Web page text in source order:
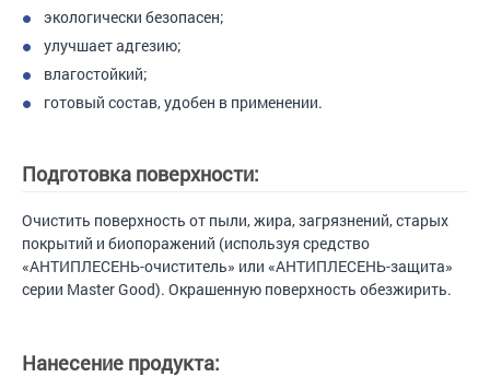
экологически безопасен;
улучшает адгезию;
влагостойкий;
готовый состав, удобен в применении.
Подготовка поверхности:
Очистить поверхность от пыли, жира, загрязнений, старых
покрытий и биопоражений (используя средство
«АНТИПЛЕСЕНЬ-очиститель» или «АНТИПЛЕСЕНЬ-защита»
серии Master Good). Окрашенную поверхность обезжирить.
Нанесение продукта: